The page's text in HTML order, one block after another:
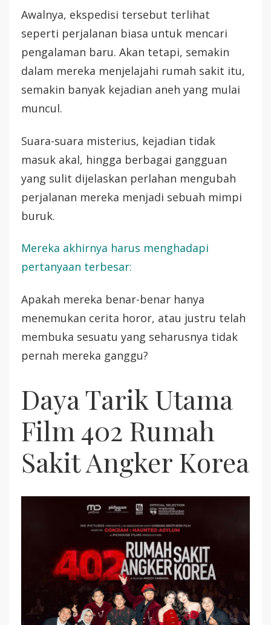
Awalnya, ekspedisi tersebut terlihat
seperti perjalanan biasa untuk mencari
pengalaman baru. Akan tetapi, semakin
dalam mereka menjelajahi rumah sakit itu,
semakin banyak kejadian aneh yang mulai
muncul.
Suara-suara misterius, kejadian tidak
masuk akal, hingga berbagai gangguan
yang sulit dijelaskan perlahan mengubah
perjalanan mereka menjadi sebuah mimpi
buruk.
Mereka akhirnya harus menghadapi
pertanyaan terbesar:
Apakah mereka benar-benar hanya
menemukan cerita horor, atau justru telah
membuka sesuatu yang seharusnya tidak
pernah mereka ganggu?
Daya Tarik Utama
Film 402 Rumah
Sakit Angker Korea